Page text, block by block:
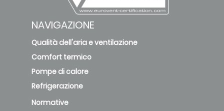
NAVIGAZIONE
Qualità dell'aria e ventilazione
Comfort termico
Pompe di calore
Refrigerazione
Normative